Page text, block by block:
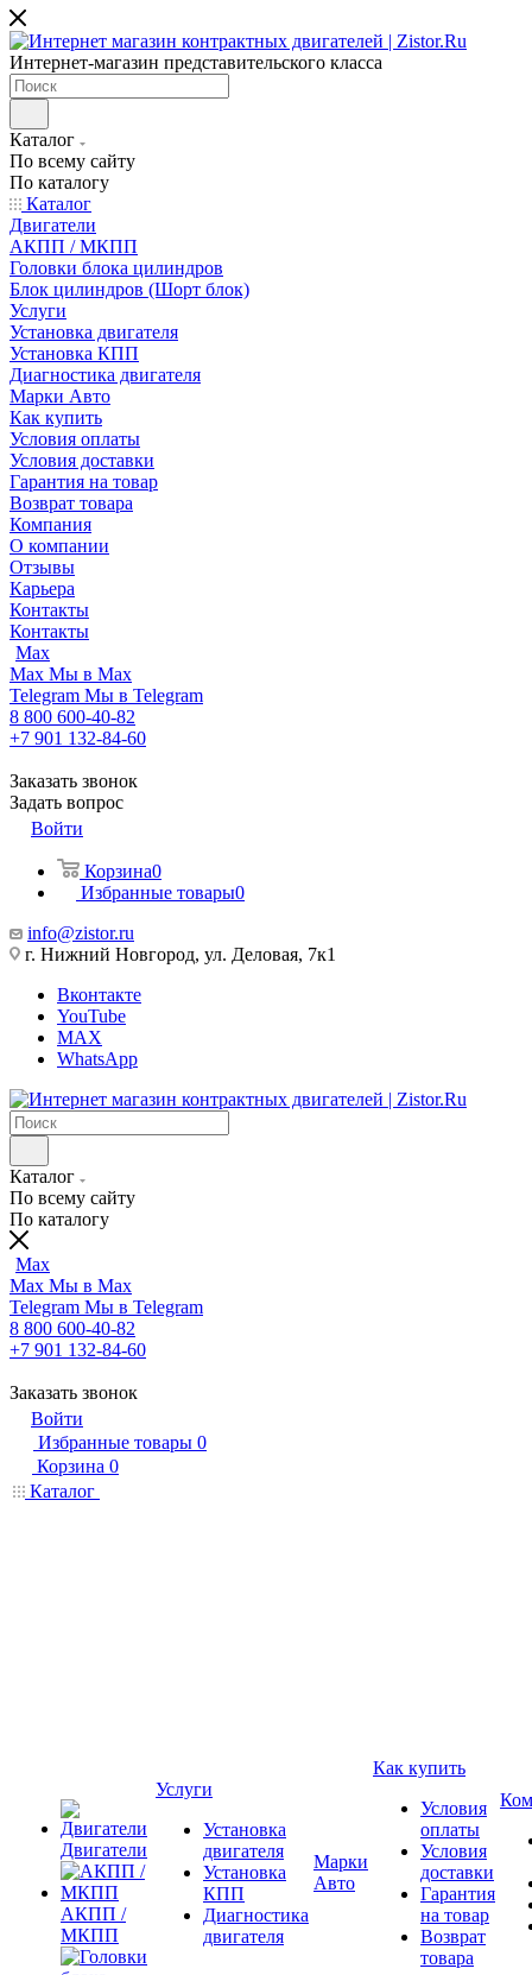
Интернет-магазин представительского класса
Каталог
По всему сайту
По каталогу
Каталог
Двигатели
АКПП / МКПП
Головки блока цилиндров
Блок цилиндров (Шорт блок)
Услуги
Установка двигателя
Установка КПП
Диагностика двигателя
Марки Авто
Как купить
Условия оплаты
Условия доставки
Гарантия на товар
Возврат товара
Компания
О компании
Отзывы
Карьера
Контакты
Контакты
Max
Max Мы в Max
Telegram Мы в Telegram
8 800 600-40-82
+7 901 132-84-60
Заказать звонок
Задать вопрос
Войти
Корзина0
Избранные товары0
info@zistor.ru
г. Нижний Новгород, ул. Деловая, 7к1
Вконтакте
YouTube
MAX
WhatsApp
Каталог
По всему сайту
По каталогу
Max
Max Мы в Max
Telegram Мы в Telegram
8 800 600-40-82
+7 901 132-84-60
Заказать звонок
Войти
Избранные товары 0
Корзина 0
Каталог
Двигатели
АКПП /
МКПП
Услуги
Установка
двигателя
Установка
КПП
Диагностика
двигателя
Марки
Авто
Как купить
Условия
оплаты
Условия
доставки
Гарантия
на товар
Возврат
товара